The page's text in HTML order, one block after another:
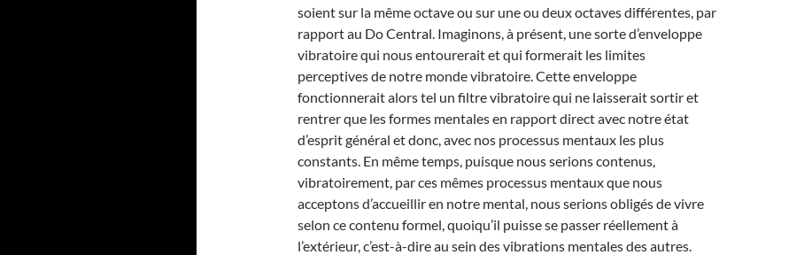
soient sur la même octave ou sur une ou deux octaves différentes, par
rapport au Do Central. Imaginons, à présent, une sorte d’enveloppe
vibratoire qui nous entourerait et qui formerait les limites
perceptives de notre monde vibratoire. Cette enveloppe
fonctionnerait alors tel un filtre vibratoire qui ne laisserait sortir et
rentrer que les formes mentales en rapport direct avec notre état
d’esprit général et donc, avec nos processus mentaux les plus
constants. En même temps, puisque nous serions contenus,
vibratoirement, par ces mêmes processus mentaux que nous
acceptons d’accueillir en notre mental, nous serions obligés de vivre
selon ce contenu formel, quoiqu’il puisse se passer réellement à
l’extérieur, c’est-à-dire au sein des vibrations mentales des autres.